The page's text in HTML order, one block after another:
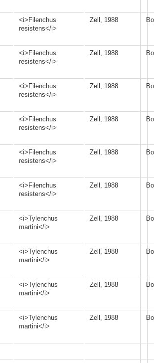
<i>Filenchus
resistens</i>
Zell, 1988
<i>Filenchus
resistens</i>
Zell, 1988
<i>Filenchus
resistens</i>
Zell, 1988
<i>Filenchus
resistens</i>
Zell, 1988
<i>Filenchus
resistens</i>
Zell, 1988
<i>Filenchus
resistens</i>
Zell, 1988
<i>Tylenchus
martini</i>
Zell, 1988
<i>Tylenchus
martini</i>
Zell, 1988
<i>Tylenchus
martini</i>
Zell, 1988
<i>Tylenchus
martini</i>
Zell, 1988